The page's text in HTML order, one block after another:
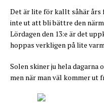
Det är lite för kallt såhär års
inte ut att bli bättre den
Lördagen den 13:e är det
hoppas verkligen på lite
Solen skiner ju hela dagarna
men när man väl kommer ut